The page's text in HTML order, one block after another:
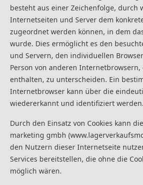
besteht aus einer Zeichenfolge, durch
Internetseiten und Server dem
zugeordnet werden können, in dem
wurde. Dies ermöglicht es den
und Servern, den individuellen
Person von anderen Internetbrowsern,
enthalten, zu unterscheiden. Ein
Internetbrowser kann über die
wiedererkannt und identifiziert werden.
Durch den Einsatz von Cookies kann
marketing gmbh
den Nutzern dieser Internetseite
Services bereitstellen, die ohne die
möglich wären.